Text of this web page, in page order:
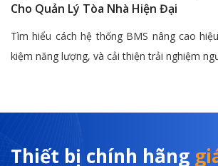
Cho Quản Lý Tòa Nhà Hiện Đại
Tìm hiểu cách hệ thống BMS nâng cao
kiệm năng lượng, và cải thiện trải nghiệm
Thiết bị chính hãng